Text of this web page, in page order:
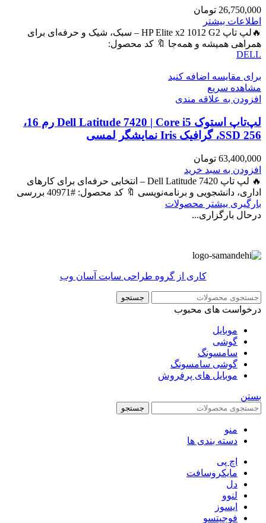
26,750,000 تومان
اطلاعات بیشتر
🔥لپ تاپ HP Elite x2 1012 G2 – سبک، شیک و حرفه‌ای برای
همراهی همیشه و همه‌جا 🔖 کد محصول:
DELL
برای مقایسه اضافه کنید
مشاهده سریع
افزودن به علاقه مندی
لپ‌تاپ استوک Dell Latitude 7420 | Core i5 رم 16،
SSD 256، گرافیک Iris نمایشگر لمسی
63,400,000 تومان
افزودن به سبد خرید
🔥 لپ تاپ Dell Latitude 7420 – انتخابی حرفه‌ای برای کارهای
اداری، دانشجویی و برنامه‌نویسی 🔖 کد محصول: #40971 بررسی
بارگیری بیشتر محصولات
درحال بارگزاری...
کاری از گروه طراحی سایت آسان وب
جستجو
درخواست های محبوب
موبایل
گوشی
سامسونگ
گوشی سامسونگ
موبایل های پرفروش
بستن
جستجو
منو
دسته بندی ها
اچ پی
مایکروسافت
دل
لنوو
ایسوز
فوجیتسو